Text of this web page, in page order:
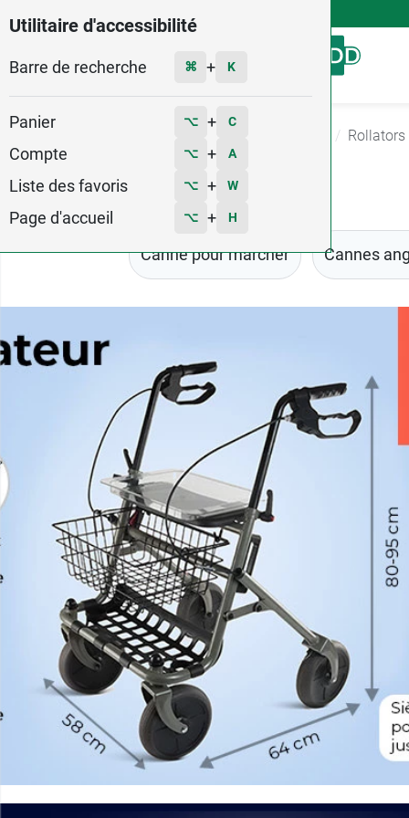
Utilitaire d'accessibilité
Barre de recherche ⌘ + K
Panier ⌥ + C
Compte ⌥ + A
Liste des favoris ⌥ + W
Page d'accueil ⌥ + H
Menu
Rollators
Canne pour marcher Cannes